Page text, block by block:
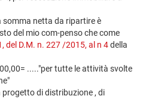
somma netta da ripartire è
del mio com-penso che come
del D.M. n. 227 /2015, al n 4della
....."per tutte le attività svolte
di distribuzione , di